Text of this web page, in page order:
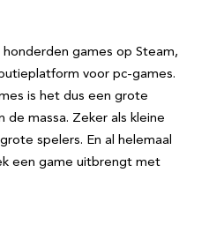
games op Steam,
voor pc-games.
is het dus een grote
de massa. Zeker als kleine
spelers. En al helemaal
een game uitbrengt met